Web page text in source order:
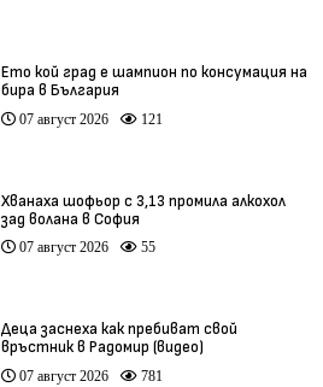
Ето кой град е шампион по консумация на
бира в България
07 август 2026 121
Хванаха шофьор с 3,13 промила алкохол
зад волана в София
07 август 2026 55
Деца заснеха как пребиват свой
връстник в Радомир (видео)
07 август 2026 781